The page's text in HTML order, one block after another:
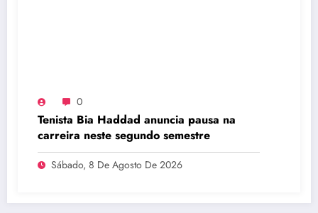
0
Tenista Bia Haddad anuncia pausa na
carreira neste segundo semestre
Sábado, 8 De Agosto De 2026